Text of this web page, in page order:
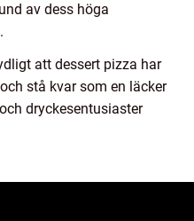
av dess höga
att dessert pizza har
stå kvar som en läcker
dryckesentusiaster